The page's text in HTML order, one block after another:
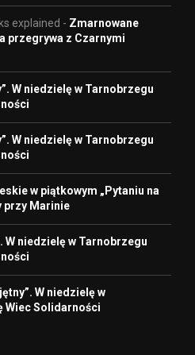
explained - Zmarnowane
przegrywa z Czarnymi
W niedzielę w Tarnobrzegu
W niedzielę w Tarnobrzegu
w piątkowym „Pytaniu na
przy Marinie
W niedzielę w Tarnobrzegu
W niedzielę w
Wiec Solidarności